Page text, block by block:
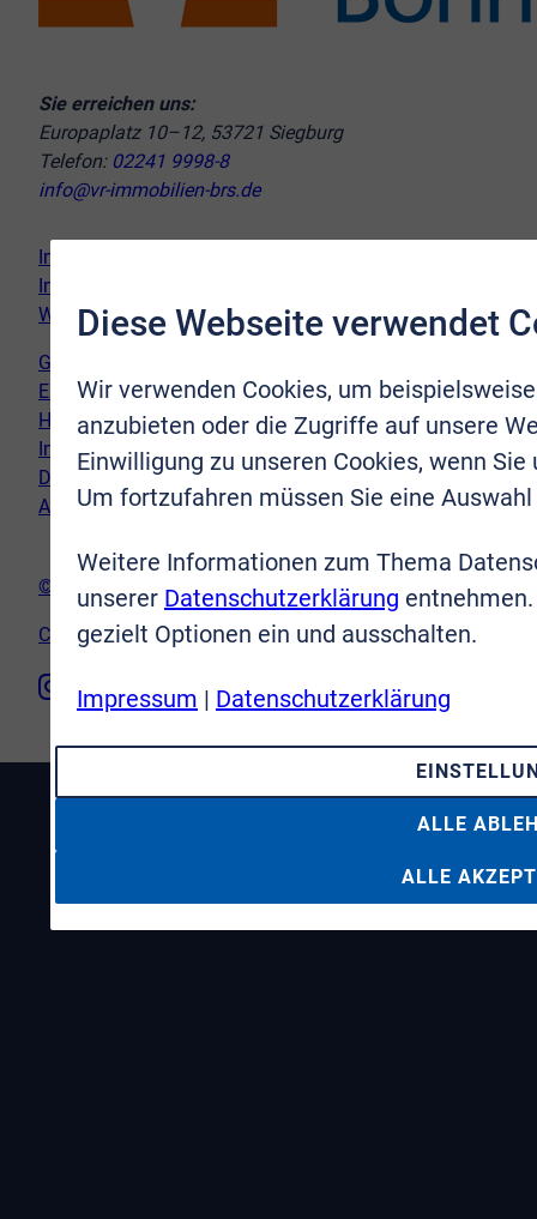
Sie erreichen uns:
Europaplatz 10–12, 53721 Siegburg
Telefon: 02241 9998-8
info@vr-immobilien-brs.de
Immobilie verkaufen
Immobilie kaufen
Wir vor Ort
Genderhinweis
Erklärung zur Barrierefreiheit
Hinweispflicht Newsletter
Impressum
Datenschutz
AGB
© VR-Immobilien Bonn Rhein-Sieg GmbH
Cookie-Einstellungen
Diese Webseite verwendet
Wir verwenden Cookies, um
anzubieten oder die Zugriffe auf unsere
Einwilligung zu unseren Cookies, wenn
Um fortzufahren müssen Sie eine
Weitere Informationen zum Thema
unserer Datenschutzerklärung
gezielt Optionen ein und ausschalten.
Impressum | Datenschutzerklärung
ALLE
ALLE